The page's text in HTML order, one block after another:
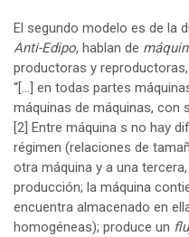
El segundo modelo es de la
Anti-Edipo, hablan de
productoras y
“[…] en todas partes
máquinas de máquinas, con
[2] Entre máquina s no hay
régimen (relaciones de
otra máquina y a una
producción; la máquina
encuentra almacenado en
homogéneas); produce un